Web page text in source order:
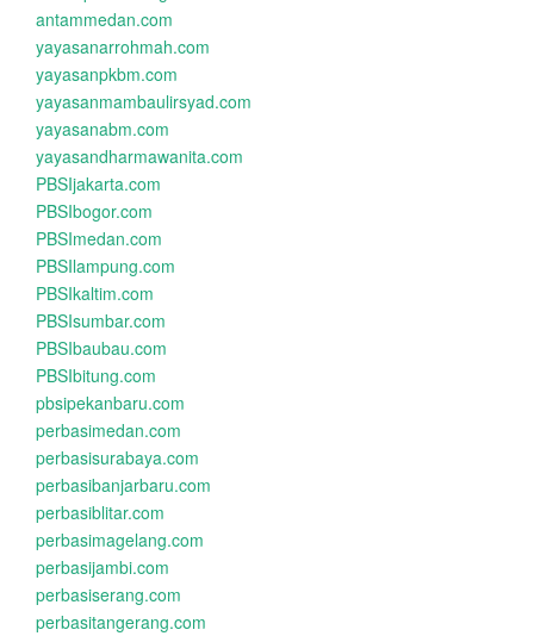
antammedan.com
yayasanarrohmah.com
yayasanpkbm.com
yayasanmambaulirsyad.com
yayasanabm.com
yayasandharmawanita.com
PBSIjakarta.com
PBSIbogor.com
PBSImedan.com
PBSIlampung.com
PBSIkaltim.com
PBSIsumbar.com
PBSIbaubau.com
PBSIbitung.com
pbsipekanbaru.com
perbasimedan.com
perbasisurabaya.com
perbasibanjarbaru.com
perbasiblitar.com
perbasimagelang.com
perbasijambi.com
perbasiserang.com
perbasitangerang.com